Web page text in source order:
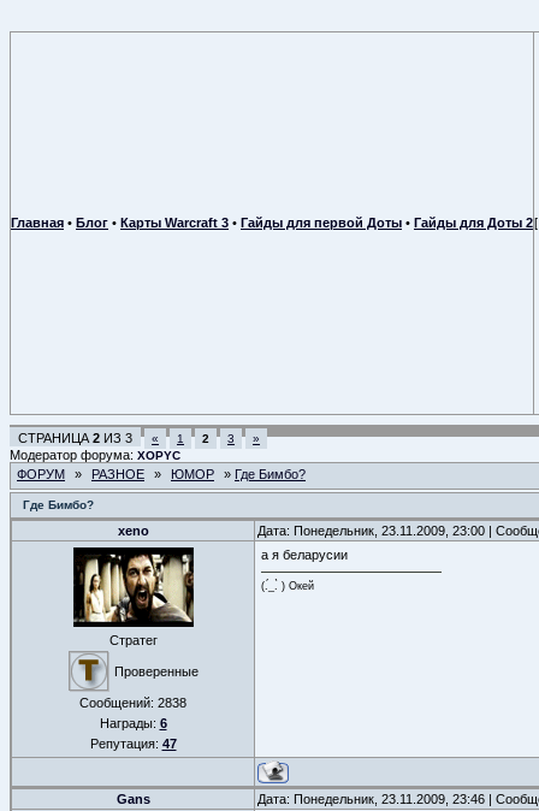
Главная • Блог • Карты Warcraft 3 • Гайды для первой Доты • Гайды для Доты 2
СТРАНИЦА 2 ИЗ 3 « 1 2 3 »
Модератор форума: XOPYC
ФОРУМ » РАЗНОЕ » ЮМОР » Где Бимбо?
Где Бимбо?
xeno Дата: Понедельник, 23.11.2009, 23:00 |
Стратег
Проверенные
Сообщений: 2838
Награды: 6
Репутация: 47
а я беларусии
(.́_.̀ ) Окей
Gans Дата: Понедельник, 23.11.2009, 23:46 |